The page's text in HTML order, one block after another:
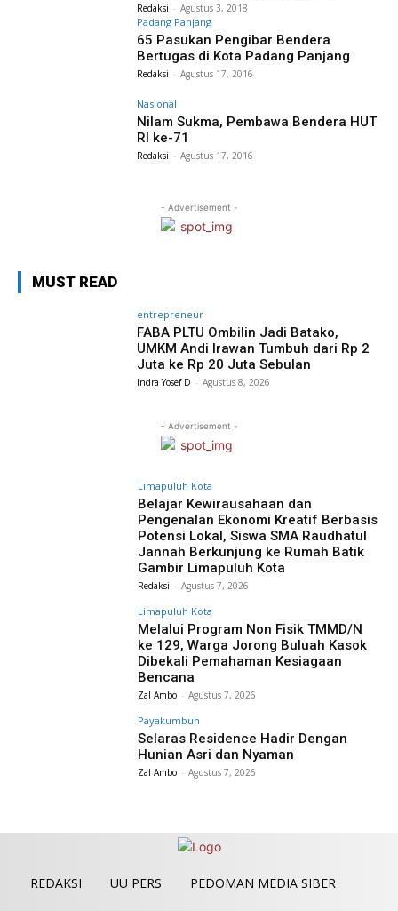
Redaksi - Agustus 3, 2018
Padang Panjang
65 Pasukan Pengibar Bendera
Bertugas di Kota Padang Panjang
Redaksi - Agustus 17, 2016
Nasional
Nilam Sukma, Pembawa Bendera HUT
RI ke-71
Redaksi - Agustus 17, 2016
- Advertisement -
MUST READ
entrepreneur
FABA PLTU Ombilin Jadi Batako,
UMKM Andi Irawan Tumbuh dari Rp 2
Juta ke Rp 20 Juta Sebulan
Indra Yosef D - Agustus 8, 2026
- Advertisement -
Limapuluh Kota
Belajar Kewirausahaan dan
Pengenalan Ekonomi Kreatif Berbasis
Potensi Lokal, Siswa SMA Raudhatul
Jannah Berkunjung ke Rumah Batik
Gambir Limapuluh Kota
Redaksi - Agustus 7, 2026
Limapuluh Kota
Melalui Program Non Fisik TMMD/N
ke 129, Warga Jorong Buluah Kasok
Dibekali Pemahaman Kesiagaan
Bencana
Zal Ambo - Agustus 7, 2026
Payakumbuh
Selaras Residence Hadir Dengan
Hunian Asri dan Nyaman
Zal Ambo - Agustus 7, 2026
REDAKSI UU PERS PEDOMAN MEDIA SIBER